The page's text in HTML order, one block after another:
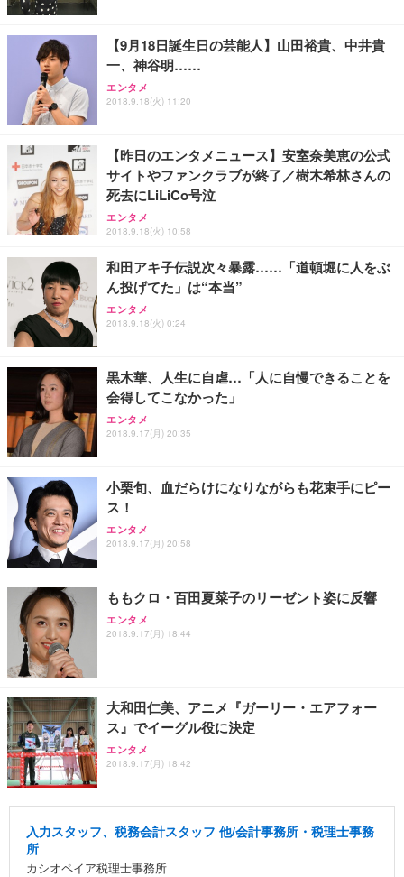
【9月18日誕生日の芸能人】山田裕貴、中井貴
一、神谷明……
エンタメ
2018.9.18(火) 11:20
【昨日のエンタメニュース】安室奈美恵の公式
サイトやファンクラブが終了／樹木希林さんの
死去にLiLiCo号泣
エンタメ
2018.9.18(火) 10:58
和田アキ子伝説次々暴露……「道頓堀に人をぶ
ん投げてた」は“本当”
エンタメ
2018.9.18(火) 0:24
黒木華、人生に自虐…「人に自慢できることを
会得してこなかった」
エンタメ
2018.9.17(月) 20:35
小栗旬、血だらけになりながらも花束手にピー
ス！
エンタメ
2018.9.17(月) 20:58
ももクロ・百田夏菜子のリーゼント姿に反響
エンタメ
2018.9.17(月) 18:44
大和田仁美、アニメ『ガーリー・エアフォー
ス』でイーグル役に決定
エンタメ
2018.9.17(月) 18:42
入力スタッフ、税務会計スタッフ 他/会計事務所・税理士事務
所
カシオペイア税理士事務所